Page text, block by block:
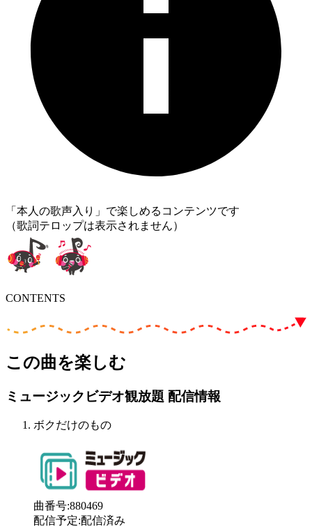
「本人の歌声入り」で楽しめるコンテンツです
（歌詞テロップは表示されません）
CONTENTS
この曲を楽しむ
ミュージックビデオ観放題 配信情報
ボクだけのもの
曲番号:880469
配信予定:配信済み